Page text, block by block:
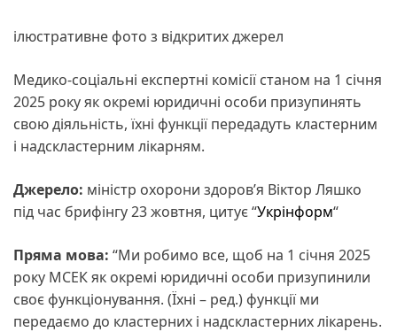
ілюстративне фото з відкритих джерел
Медико-соціальні експертні комісії станом на 1 січня
2025 року як окремі юридичні особи призупинять
свою діяльність, їхні функції передадуть кластерним
і надскластерним лікарням.
Джерело: міністр охорони здоров’я Віктор Ляшко
під час брифінгу 23 жовтня, цитує “Укрінформ“
Пряма мова: “Ми робимо все, щоб на 1 січня 2025
року МСЕК як окремі юридичні особи призупинили
своє функціонування. (Їхні – ред.) функції ми
передаємо до кластерних і надскластерних лікарень.